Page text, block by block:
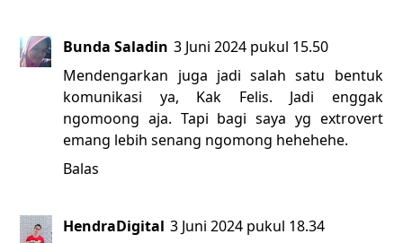
Bunda Saladin 3 Juni 2024 pukul 15.50
Mendengarkan juga jadi salah satu bentuk
komunikasi ya, Kak Felis. Jadi enggak
ngomoong aja. Tapi bagi saya yg extrovert
emang lebih senang ngomong hehehehe.
Balas
HendraDigital 3 Juni 2024 pukul 18.34